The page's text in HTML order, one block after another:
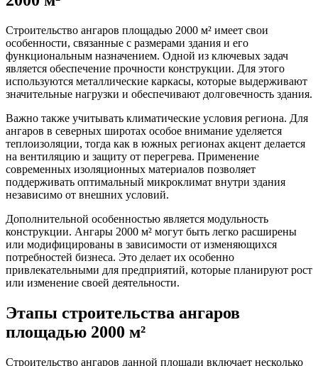
Строительство ангаров площадью 2000 м² имеет свои
особенности, связанные с размерами здания и его
функциональным назначением. Одной из ключевых задач
является обеспечение прочности конструкции. Для этого
используются металлические каркасы, которые выдерживают
значительные нагрузки и обеспечивают долговечность здания.
Важно также учитывать климатические условия региона. Для
ангаров в северных широтах особое внимание уделяется
теплоизоляции, тогда как в южных регионах акцент делается
на вентиляцию и защиту от перегрева. Применение
современных изоляционных материалов позволяет
поддерживать оптимальный микроклимат внутри здания
независимо от внешних условий.
Дополнительной особенностью является модульность
конструкции. Ангары 2000 м² могут быть легко расширены
или модифицированы в зависимости от изменяющихся
потребностей бизнеса. Это делает их особенно
привлекательными для предприятий, которые планируют рост
или изменение своей деятельности.
Этапы строительства ангаров
площадью 2000 м²
Строительство ангаров данной площади включает несколько